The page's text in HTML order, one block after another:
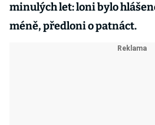
minulých let: loni bylo
méně, předloni o patnáct.